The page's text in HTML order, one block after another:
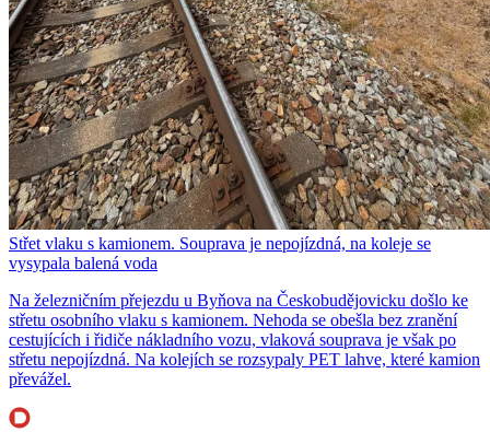
Střet vlaku s kamionem. Souprava je nepojízdná, na koleje se
vysypala balená voda
Na železničním přejezdu u Byňova na Českobudějovicku došlo ke
střetu osobního vlaku s kamionem. Nehoda se obešla bez zranění
cestujících i řidiče nákladního vozu, vlaková souprava je však po
střetu nepojízdná. Na kolejích se rozsypaly PET lahve, které kamion
převážel.